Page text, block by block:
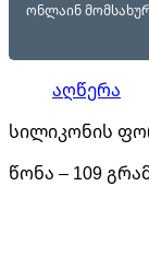
ონლაინ
აღწერა
სილიკონის
წონა – 109